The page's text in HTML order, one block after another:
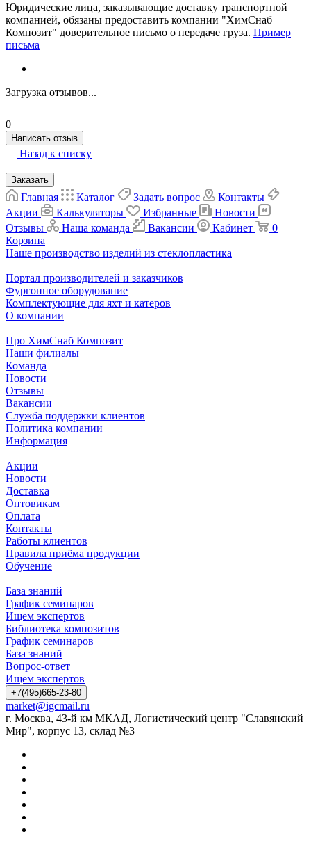
Юридические лица, заказывающие доставку транспортной
компанией, обязаны предоставить компании "ХимСнаб
Композит" доверительное письмо о передаче груза. Пример
письма
Загрузка отзывов...
0
Написать отзыв
Назад к списку
Заказать
Главная Каталог Задать вопрос
Контакты
Акции
Калькуляторы Избранные
Новости
Отзывы
Наша команда Вакансии Кабинет
0
Корзина
Наше производство изделий из стеклопластика
Портал производителей и заказчиков
Фургонное оборудование
Комплектующие для яхт и катеров
О компании
Про ХимСнаб Композит
Наши филиалы
Команда
Новости
Отзывы
Вакансии
Служба поддержки клиентов
Политика компании
Информация
Акции
Новости
Доставка
Оптовикам
Оплата
Контакты
Работы клиентов
Правила приёма продукции
Обучение
База знаний
График семинаров
Ищем экспертов
Библиотека композитов
График семинаров
База знаний
Вопрос-ответ
Ищем экспертов
+7(495)665-23-80
market@igcmail.ru
г. Москва, 43-й км МКАД, Логистический центр "Славянский
Мир", корпус 13, склад №3